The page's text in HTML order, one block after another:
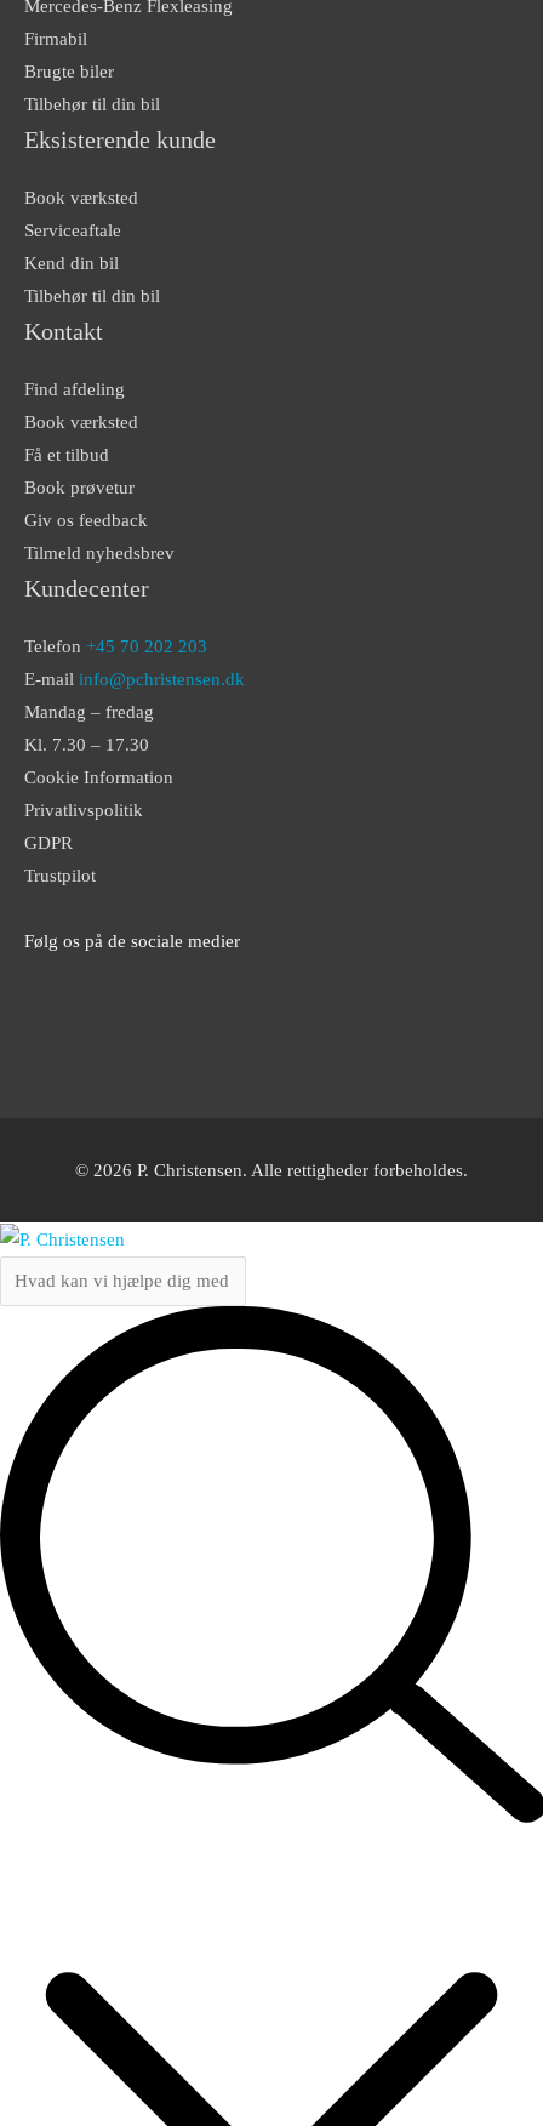
Mercedes-Benz Flexleasing
Firmabil
Brugte biler
Tilbehør til din bil
Eksisterende kunde
Book værksted
Serviceaftale
Kend din bil
Tilbehør til din bil
Kontakt
Find afdeling
Book værksted
Få et tilbud
Book prøvetur
Giv os feedback
Tilmeld nyhedsbrev
Kundecenter
Telefon +45 70 202 203
E-mail info@pchristensen.dk
Mandag – fredag
Kl. 7.30 – 17.30
Cookie Information
Privatlivspolitik
GDPR
Trustpilot
Følg os på de sociale medier
© 2026 P. Christensen. Alle rettigheder forbeholdes.